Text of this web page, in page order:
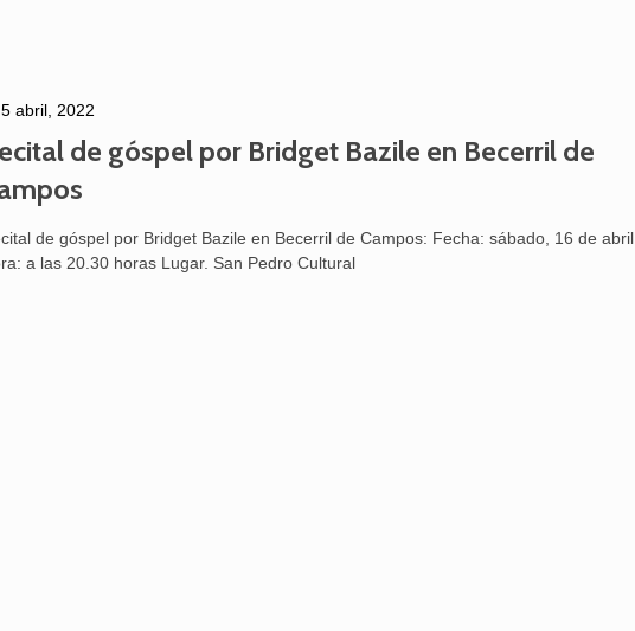
5 abril, 2022
de góspel por Bridget Bazile en Becerril de
de góspel por Bridget Bazile en Becerril de Campos: Fecha: sábado, 16 de abril
a las 20.30 horas Lugar. San Pedro Cultural